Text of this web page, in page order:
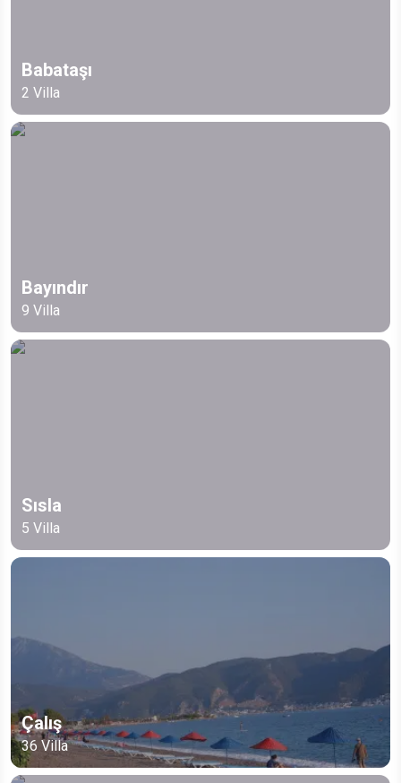
Babataşı
2 Villa
Bayındır
9 Villa
Sısla
5 Villa
Çalış
36 Villa